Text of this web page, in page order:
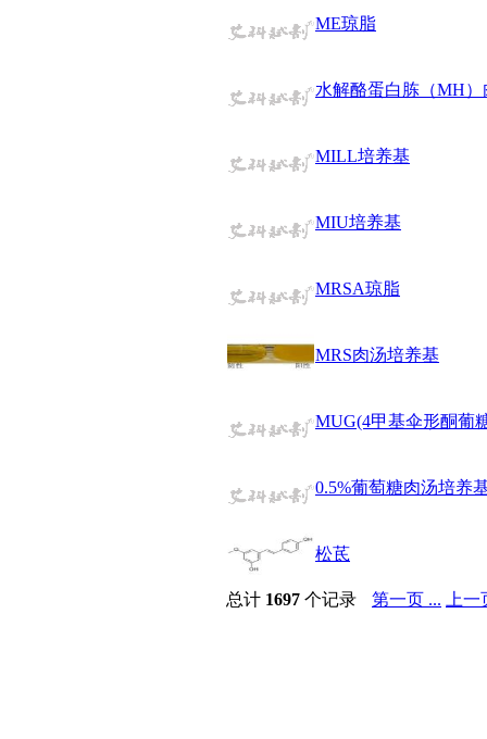
ME琼脂
水解酪蛋白胨（MH）
MILL培养基
MIU培养基
MRSA琼脂
MRS肉汤培养基
MUG(4甲基伞形酮葡
0.5%葡萄糖肉汤培养
松茋
总计 1697 个记录 第一页 ... 上一